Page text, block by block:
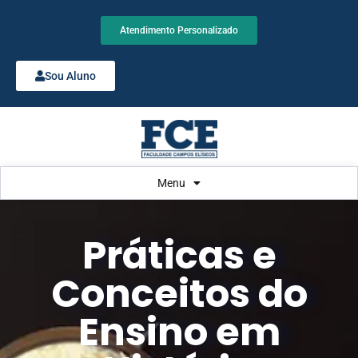
Atendimento Personalizado
Sou Aluno
Menu
Práticas e
Conceitos do
Ensino em